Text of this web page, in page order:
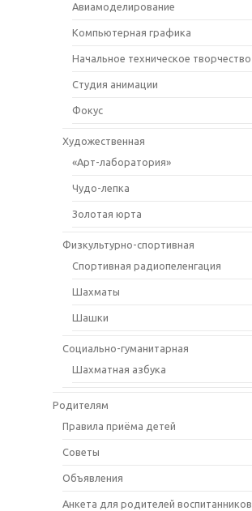
Авиамоделирование
Компьютерная графика
Начальное техническое творчество
Студия анимации
Фокус
Художественная
«Арт-лаборатория»
Чудо-лепка
Золотая юрта
Физкультурно-спортивная
Спортивная радиопеленгация
Шахматы
Шашки
Социально-гуманитарная
Шахматная азбука
Родителям
Правила приёма детей
Советы
Объявления
Анкета для родителей воспитанников